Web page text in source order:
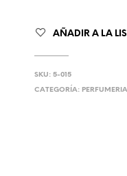
AÑADIR A LA
SKU:5-015
CATEGORÍA: